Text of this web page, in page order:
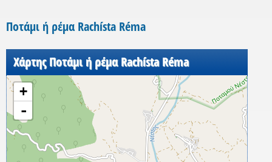
Ποτάμι ή ρέμα Rachísta Réma
Χάρτης Ποτάμι ή ρέμα Rachísta Réma
+
-